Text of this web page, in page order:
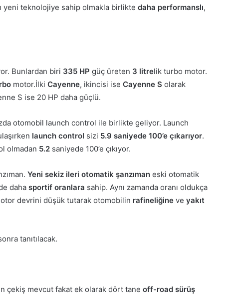
yeni teknolojiye sahip olmakla birlikte daha performanslı,
Bunlardan biri 335 HP güç üreten 3 litrelik turbo motor.
motor.İlki Cayenne, ikincisi ise Cayenne S olarak
S ise 20 HP daha güçlü.
otomobil launch control ile birlikte geliyor. Launch
launch control sizi 5.9 saniyede 100’e çıkarıyor.
olmadan 5.2 saniyede 100’e çıkıyor.
Yeni sekiz ileri otomatik şanzıman eski otomatik
daha sportif oranlara sahip. Aynı zamanda oranı oldukça
devrini düşük tutarak otomobilin rafineliğine ve yakıt
tanıtılacak.
çekiş mevcut fakat ek olarak dört tane off-road sürüş